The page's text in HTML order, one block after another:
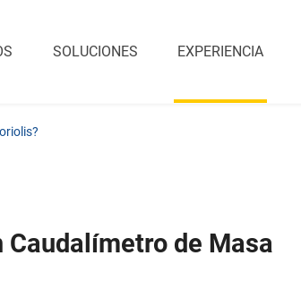
SOLUCIONES EXPERIENCIA
Caudalímetro de Masa